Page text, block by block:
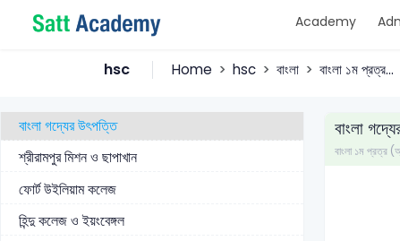
Academy
hsc Home hsc বাংলা বাংলা ১ম প্রত্র...
অবক্ষয় যুগ/যুগ সন্ধিক্ষণ (১৭৬০-১৮৬০ খ্রি.)
বাংলা সাহিত্যের অন্ধকার যুগ (১২০১-১৩৫০)
বাংলা গদ্যের উৎপত্তি
শ্রীরামপুর মিশন ও ছাপাখান
ফোর্ট উইলিয়াম কলেজ
হিন্দু কলেজ ও ইয়ংবেঙ্গল
বাংলা
বাংলা ১ম প্রত্র